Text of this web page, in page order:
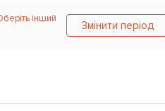
інший
Змінити період